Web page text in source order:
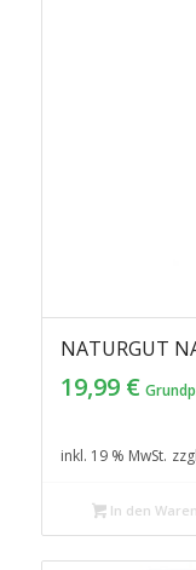
NATURGUT
19,99 €
inkl. 19 % MwSt.
In den